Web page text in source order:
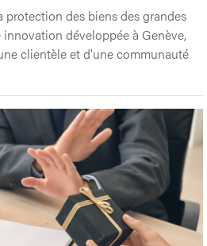
protection des biens des grandes
développée à Genève,
clientèle et d'une communauté